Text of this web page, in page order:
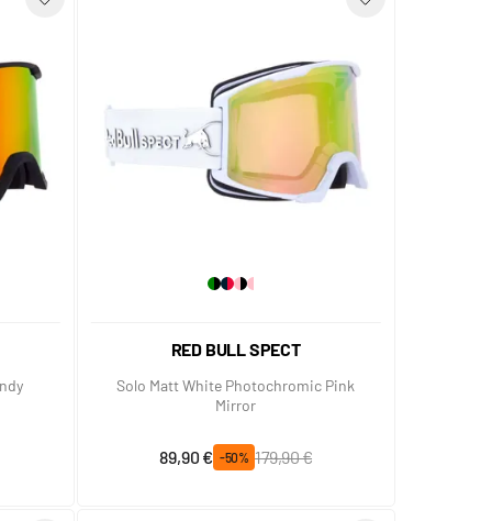
RED BULL SPECT
Solo Matt White Photochromic Pink
Mirror
Prix spécial
89,90 € -50%
Prix normal
179,90 €